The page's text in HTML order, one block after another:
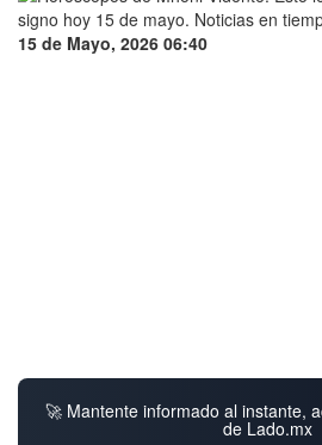
15 de Mayo, 2026 06:40
🚀 Mantente informado al instante,
de Lado.mx